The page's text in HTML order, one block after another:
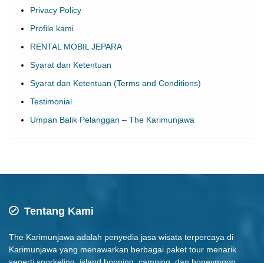
Privacy Policy
Profile kami
RENTAL MOBIL JEPARA
Syarat dan Ketentuan
Syarat dan Ketentuan (Terms and Conditions)
Testimonial
Umpan Balik Pelanggan – The Karimunjawa
Tentang Kami
The Karimunjawa adalah penyedia jasa wisata terpercaya di
Karimunjawa yang menawarkan berbagai paket tour menarik